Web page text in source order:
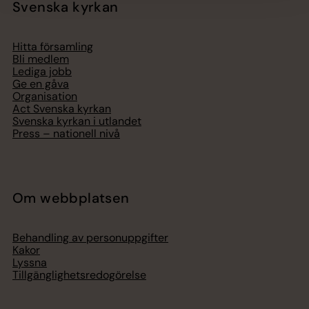
Svenska kyrkan
Hitta församling
Bli medlem
Lediga jobb
Ge en gåva
Organisation
Act Svenska kyrkan
Svenska kyrkan i utlandet
Press – nationell nivå
Om webbplatsen
Behandling av personuppgifter
Kakor
Lyssna
Tillgänglighetsredogörelse